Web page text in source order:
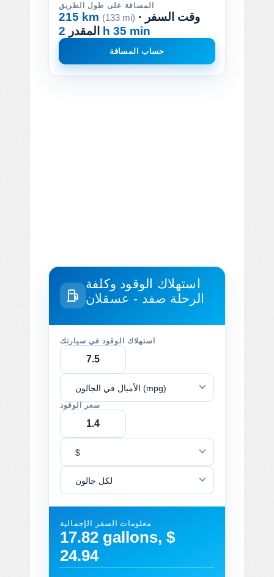
المسافة على طول الطريق
215 km (133 mi) · وقت السفر
المقدر 2 h 35 min
حساب المسافة
استهلاك الوقود وكلفة
الرحلة صفد - عسقلان
استهلاك الوقود في سيارتك
الأميال في الجالون (mpg)
سعر الوقود
$
لكل جالون
معلومات السفر الإجمالية
17.82 gallons, $
24.94